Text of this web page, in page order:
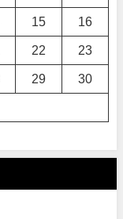
15 16
22 23
29 30